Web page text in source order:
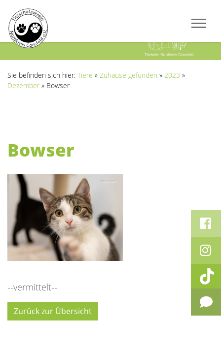
Sie befinden sich hier: Tiere » Zuhause gefunden » 2023 »
Dezember » Bowser
Bowser
--vermittelt--
Zurück zur Übersicht